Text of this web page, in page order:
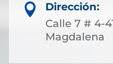

Dirección:
Calle 7 # 4-
Magdalena